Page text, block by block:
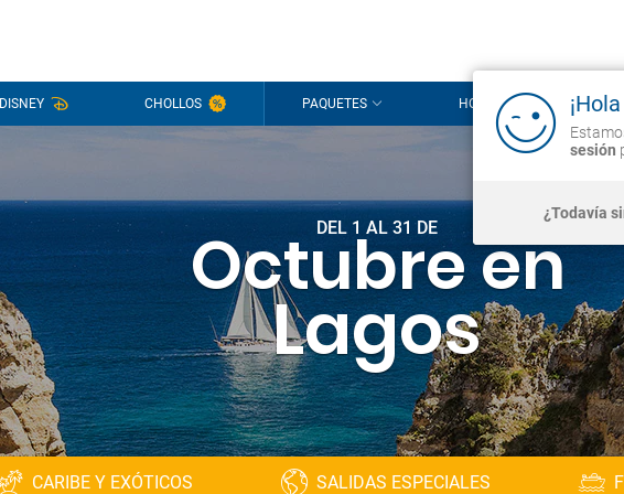
sesión
¿Todavía
DISNEY CHOLLOS PAQUETES HOTELES
DEL 1 AL 31 DE
Octubre en
Lagos
CARIBE Y EXÓTICOS SALIDAS ESPECIALES